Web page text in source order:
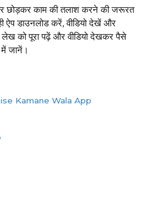
छोड़कर काम की तलाश करने की जरूरत
ऐप डाउनलोड करें, वीडियो देखें और
को पूरा पढ़ें और वीडियो देखकर पैसे
जानें।
Kamane Wala App